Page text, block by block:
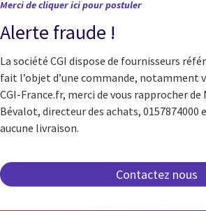
Merci de cliquer ici pour postuler
Alerte fraude !
La société CGI dispose de fournisseurs
fait l’objet d’une commande, notamment
CGI-France.fr, merci de vous rapprocher de
Bévalot, directeur des achats, 0157874000
aucune livraison.